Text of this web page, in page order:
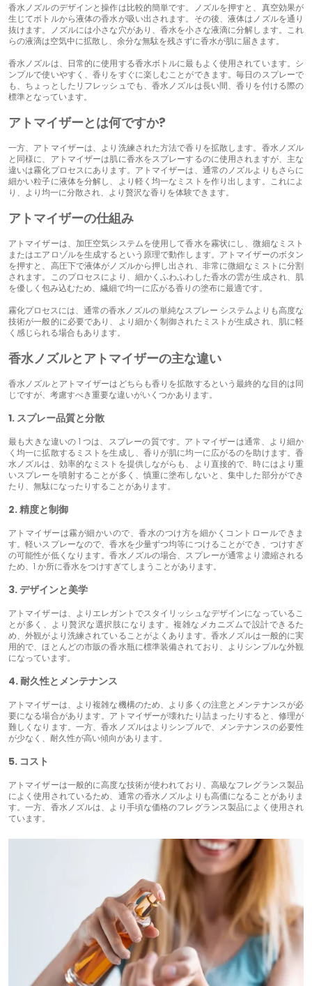
香水ノズルのデザインと操作は比較的簡単です。ノズルを押すと、真空効果が
生じてボトルから液体の香水が吸い出されます。その後、液体はノズルを通り
抜けます。ノズルには小さな穴があり、香水を小さな液滴に分解します。これ
らの液滴は空気中に拡散し、余分な無駄を残さずに香水が肌に届きます。
香水ノズルは、日常的に使用する香水ボトルに最もよく使用されています。シ
ンプルで使いやすく、香りをすぐに楽しむことができます。毎日のスプレーで
も、ちょっとしたリフレッシュでも、香水ノズルは長い間、香りを付ける際の
標準となっています。
アトマイザーとは何ですか?
一方、アトマイザーは、より洗練された方法で香りを拡散します。香水ノズル
と同様に、アトマイザーは肌に香水をスプレーするのに使用されますが、主な
違いは霧化プロセスにあります。アトマイザーは、通常のノズルよりもさらに
細かい粒子に液体を分解し、より軽く均一なミストを作り出します。これによ
り、より均一に分散され、より贅沢な香りを体験できます。
アトマイザーの仕組み
アトマイザーは、加圧空気システムを使用して香水を霧状にし、微細なミスト
またはエアロゾルを生成するという原理で動作します。アトマイザーのボタン
を押すと、高圧下で液体がノズルから押し出され、非常に微細なミストに分割
されます。このプロセスにより、細かくふわふわした香水の雲が生成され、肌
を優しく包み込むため、繊細で均一に広がる香りの塗布に最適です。
霧化プロセスには、通常の香水ノズルの単純なスプレー システムよりも高度な
技術が一般的に必要であり、より細かく制御されたミストが生成され、肌に軽
く感じられる場合もあります。
香水ノズルとアトマイザーの主な違い
香水ノズルとアトマイザーはどちらも香りを拡散するという最終的な目的は同
じですが、考慮すべき重要な違いがいくつかあります。
1. スプレー品質と分散
最も大きな違いの 1 つは、スプレーの質です。アトマイザーは通常、より細か
く均一に拡散するミストを生成し、香りが肌に均一に広がるのを助けます。香
水ノズルは、効率的なミストを提供しながらも、より直接的で、時にはより重
いスプレーを噴射することが多く、慎重に塗布しないと、集中した部分ができ
たり、無駄になったりすることがあります。
2. 精度と制御
アトマイザーは霧が細かいので、香水のつけ方を細かくコントロールできま
す。軽いスプレーなので、香水を少量ずつ均等につけることができ、つけすぎ
の可能性が低くなります。香水ノズルの場合、スプレーが通常より濃縮される
ため、1 か所に香水をつけすぎてしまうことがあります。
3. デザインと美学
アトマイザーは、よりエレガントでスタイリッシュなデザインになっているこ
とが多く、より贅沢な選択肢になります。複雑なメカニズムで設計できるた
め、外観がより洗練されていることがよくあります。香水ノズルは一般的に実
用的で、ほとんどの市販の香水瓶に標準装備されており、よりシンプルな外観
になっています。
4. 耐久性とメンテナンス
アトマイザーは、より複雑な機構のため、より多くの注意とメンテナンスが必
要になる場合があります。アトマイザーが壊れたり詰まったりすると、修理が
難しくなります。一方、香水ノズルはよりシンプルで、メンテナンスの必要性
が少なく、耐久性が高い傾向があります。
5. コスト
アトマイザーは一般的に高度な技術が使われており、高級なフレグランス製品
によく使用されているため、通常の香水ノズルよりも高価になることがありま
す。一方、香水ノズルは、より手頃な価格のフレグランス製品によく使用され
ています。